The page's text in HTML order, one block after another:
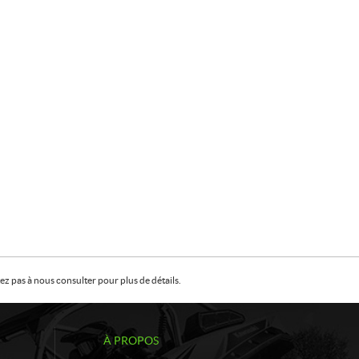
pas à nous consulter pour plus de détails.
À PROPOS